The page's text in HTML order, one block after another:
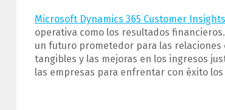
Microsoft Dynamics 365 Customer Insights
operativa como los resultados
un futuro prometedor para las
tangibles y las mejoras en los ingresos
las empresas para enfrentar con éxito